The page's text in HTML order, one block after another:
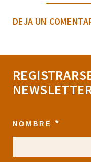
DEJA UN
NOMBRE*